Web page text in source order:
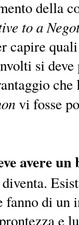
della
to a
capire
si
vi fosse
avere un
fanno di un
e